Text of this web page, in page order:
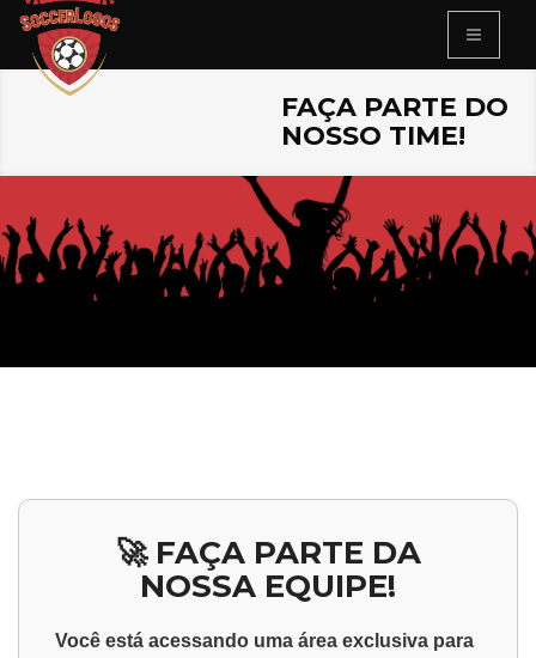
FAÇA PARTE DO
NOSSO TIME!
🚀 FAÇA PARTE DA
NOSSA EQUIPE!
Você está acessando uma área exclusiva para